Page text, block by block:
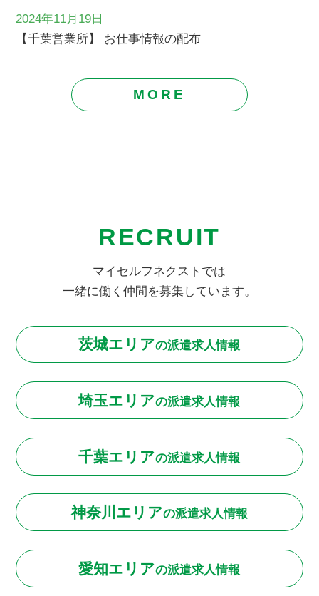
2024年11月19日
【千葉営業所】 お仕事情報の配布
MORE
RECRUIT
マイセルフネクストでは
一緒に働く仲間を募集しています。
茨城エリアの派遣求人情報
埼玉エリアの派遣求人情報
千葉エリアの派遣求人情報
神奈川エリアの派遣求人情報
愛知エリアの派遣求人情報